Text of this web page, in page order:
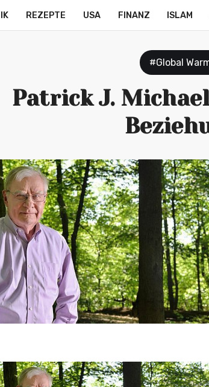
REZEPTE USA FINANZ ISLAM
#Global
Patrick J.